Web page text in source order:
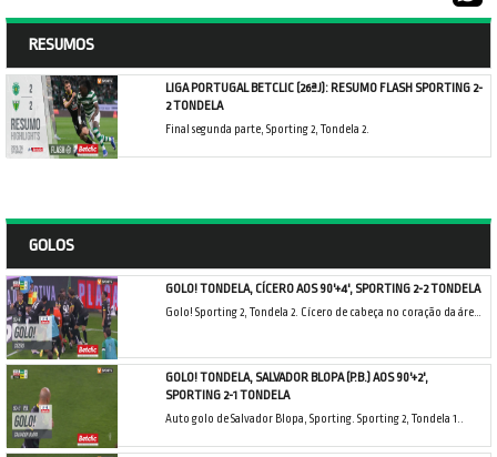
RESUMOS
LIGA PORTUGAL BETCLIC (26ªJ): RESUMO FLASH SPORTING 2-
2 TONDELA
Final segunda parte, Sporting 2, Tondela 2.
GOLOS
GOLO! TONDELA, CÍCERO AOS 90'+4', SPORTING 2-2 TONDELA
Golo! Sporting 2, Tondela 2. Cícero de cabeça no coração da área resultante do canto.
GOLO! TONDELA, SALVADOR BLOPA (P.B.) AOS 90'+2',
SPORTING 2-1 TONDELA
Auto golo de Salvador Blopa, Sporting. Sporting 2, Tondela 1..